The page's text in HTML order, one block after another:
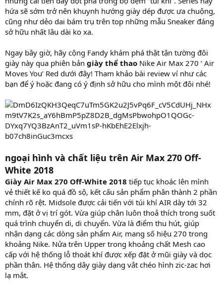
hứa sẽ sớm trở nên khuynh hướng giày dép được ưa chuộng,
cũng như dẻo dai bám trụ trên top những mẫu Sneaker đáng
sở hữu nhất lâu dài ko xa.
Ngay bây giờ, hãy cộng Fandy khám phá thật tận tường đôi
giày này qua phiên bản giày thể thao Nike Air Max 270 ‘ Air
Moves You’ Red dưới đây! Tham khảo bài review ví như các
bạn để ý hoặc đang có ý định sở hữu cho mình một đôi nhé!
ngoại hình và chất liệu trên Air Max 270 Off-
White 2018
Giày Air Max 270 Off-White 2018 tiếp tục khoác lên mình
vẻ thiết kế ko quá đồ sộ, kết cấu sản phẩm phân thành 2 phần
chính rõ rệt. Midsole được cải tiến với túi khí AIR dày tới 32
mm, đặt ở vị trí gót. Vừa giúp chân luôn thoả thích trong suốt
quá trình chuyển di, di chuyển. Vừa là điểm thu hút, giúp
nhận dạng các dòng sản phẩm Air, mang số hiệu 270 trong
khoảng Nike. Nửa trên Upper trong khoảng chất Mesh cao
cấp với hệ thống lỗ thoát khí được xếp đặt ở mũi giày và dọc
phần thân. Hệ thống dây giày dạng vắt chéo hình zic-zac hơi
lạ mắt.